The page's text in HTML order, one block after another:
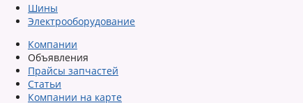
Шины
Электрооборудование
Компании
Объявления
Прайсы запчастей
Статьи
Компании на карте